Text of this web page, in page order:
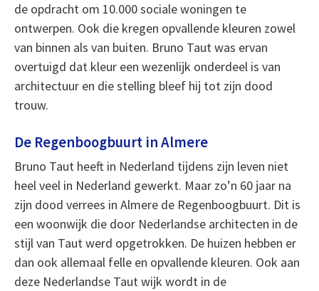
de opdracht om 10.000 sociale woningen te
ontwerpen. Ook die kregen opvallende kleuren zowel
van binnen als van buiten. Bruno Taut was ervan
overtuigd dat kleur een wezenlijk onderdeel is van
architectuur en die stelling bleef hij tot zijn dood
trouw.
De Regenboogbuurt in Almere
Bruno Taut heeft in Nederland tijdens zijn leven niet
heel veel in Nederland gewerkt. Maar zo’n 60 jaar na
zijn dood verrees in Almere de Regenboogbuurt. Dit is
een woonwijk die door Nederlandse architecten in de
stijl van Taut werd opgetrokken. De huizen hebben er
dan ook allemaal felle en opvallende kleuren. Ook aan
deze Nederlandse Taut wijk wordt in de